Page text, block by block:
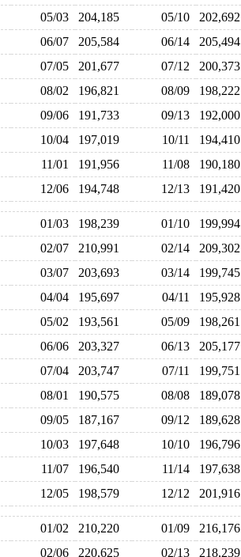
05/03 204,185 05/10
06/07 205,584 06/14
07/05 201,677 07/12
08/02 196,821 08/09
09/06 191,733 09/13
10/04 197,019 10/11
11/01 191,956 11/08
12/06 194,748 12/13
01/03 198,239 01/10
02/07 210,991 02/14
03/07 203,693 03/14
04/04 195,697 04/11
05/02 193,561 05/09
06/06 203,327 06/13
07/04 203,747 07/11
08/01 190,575 08/08
09/05 187,167 09/12
10/03 197,648 10/10
11/07 196,540 11/14
12/05 198,579 12/12
01/02 210,220 01/09
02/06 220,625 02/13